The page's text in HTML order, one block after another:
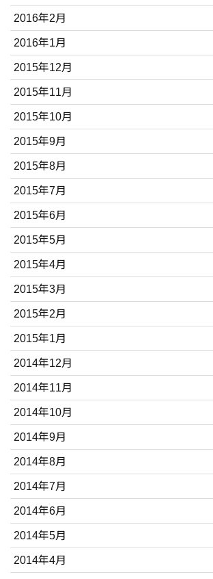
2016年2月
2016年1月
2015年12月
2015年11月
2015年10月
2015年9月
2015年8月
2015年7月
2015年6月
2015年5月
2015年4月
2015年3月
2015年2月
2015年1月
2014年12月
2014年11月
2014年10月
2014年9月
2014年8月
2014年7月
2014年6月
2014年5月
2014年4月